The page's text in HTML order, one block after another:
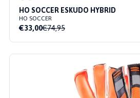
HO SOCCER ESKUDO HYBRID
HO SOCCER
€33,00€74,95